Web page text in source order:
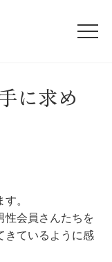
に求め
。
性会員さんたちを
きているように感